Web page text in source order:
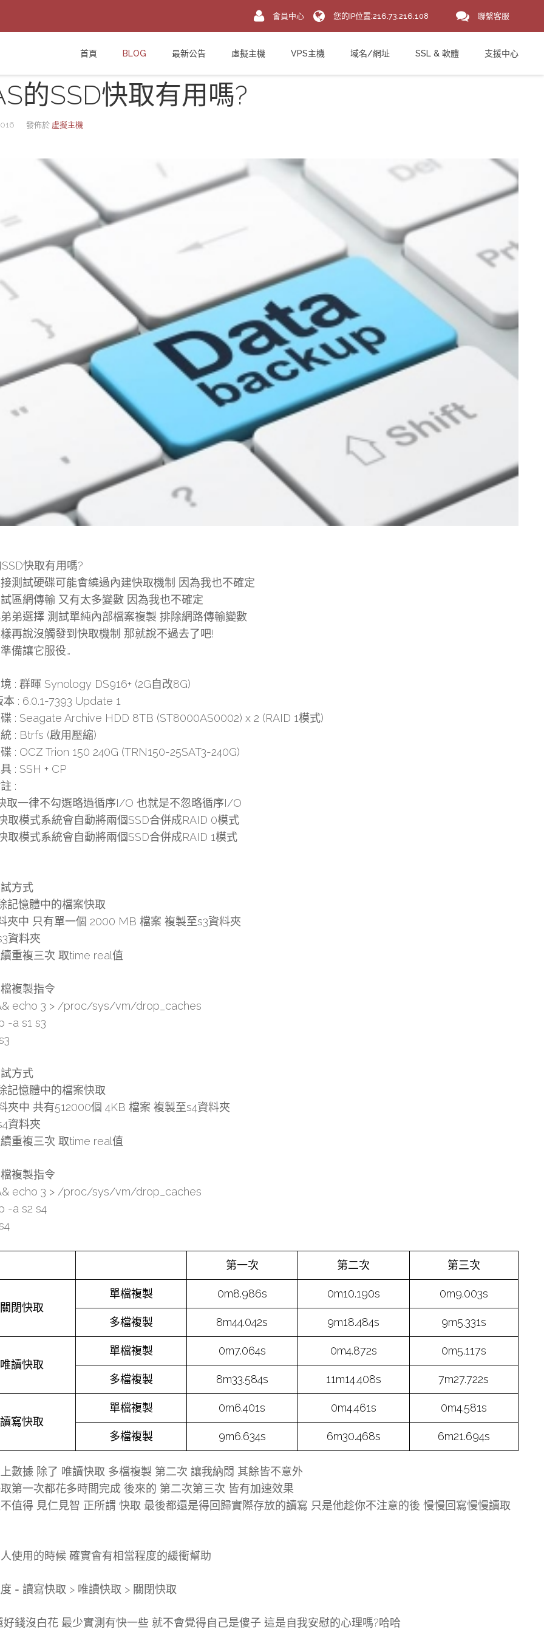
的SSD快取有用嗎?
發佈於 虛擬主機
快取有用嗎?
測試硬碟可能會繞過內建快取機制 因為我也不確定
區網傳輸 又有太多變數 因為我也不確定
弟選擇 測試單純內部檔案複製 排除網路傳輸變數
再說沒觸發到快取機制 那就說不過去了吧!
備讓它服役…
: 群暉 Synology DS916+ (2G自改8G)
: 6.0.1-7393 Update 1
: Seagate Archive HDD 8TB (ST8000AS0002) x 2 (RAID 1模式)
: Btrfs (啟用壓縮)
: OCZ Trion 150 240G (TRN150-25SAT3-240G)
: SSH + CP
:
取一律不勾選略過循序I/O 也就是不忽略循序I/O
取模式系統會自動將兩個SSD合併成RAID 0模式
取模式系統會自動將兩個SSD合併成RAID 1模式
方式
記憶體中的檔案快取
夾中 只有單一個 2000 MB 檔案 複製至s3資料夾
資料夾
重複三次 取time real值
複製指令
echo 3 > /proc/sys/vm/drop_caches
-a s1 s3
方式
記憶體中的檔案快取
夾中 共有512000個 4KB 檔案 複製至s4資料夾
資料夾
重複三次 取time real值
複製指令
echo 3 > /proc/sys/vm/drop_caches
-a s2 s4
第一次 第二次 第三次
關閉快取
單檔複製 0m8.986s 0m10.190s 0m9.003s
多檔複製 8m44.042s 9m18.484s 9m5.331s
唯讀快取
單檔複製 0m7.064s 0m4.872s 0m5.117s
多檔複製 8m33.584s 11m14.408s 7m27.722s
讀寫快取
單檔複製 0m6.401s 0m4.461s 0m4.581s
多檔複製 9m6.634s 6m30.468s 6m21.694s
數據 除了 唯讀快取 多檔複製 第二次 讓我納悶 其餘皆不意外
第一次都花多時間完成 後來的 第二次第三次 皆有加速效果
值得 見仁見智 正所謂 快取 最後都還是得回歸實際存放的讀寫 只是他趁你不注意的後 慢慢回寫慢慢讀取
使用的時候 確實會有相當程度的緩衝幫助
= 讀寫快取 > 唯讀快取 > 關閉快取
好錢沒白花 最少實測有快一些 就不會覺得自己是傻子 這是自我安慰的心理嗎?哈哈
註冊/登入 或註冊會員
信箱
密碼
聯繫客服
您的IP位置:216.73.216.108
會員中心
首頁 BLOG 最新公告 虛擬主機 VPS主機 域名/網址 SSL & 軟體 支援中心